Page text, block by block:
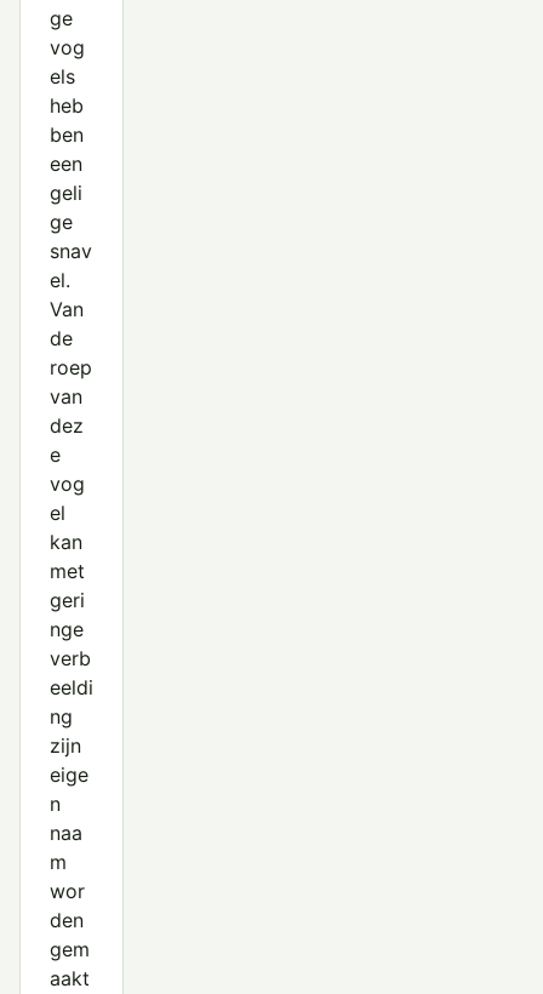
ge
vog
els
heb
ben
een
geli
ge
snav
el.
Van
de
roep
van
dez
e
vog
el
kan
met
geri
nge
verb
eeldi
ng
zijn
eige
n
naa
m
wor
den
gem
aakt